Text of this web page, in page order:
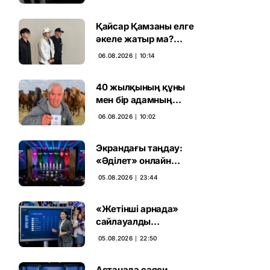
Қайсар Қамзаны елге
әкеле жатыр ма?
Атышулы Блогер
06.08.2026 ∣ 10:14
40 жылқының құны
мен бір адамның
тағдыры: апелляция 7
06.08.2026 ∣ 10:02
Экрандағы таңдау:
«Әділет» онлайн
дауыс беруде алға
05.08.2026 ∣ 23:44
«Жетінші арнада»
сайлауалды
теледебаттың аралық
05.08.2026 ∣ 22:50